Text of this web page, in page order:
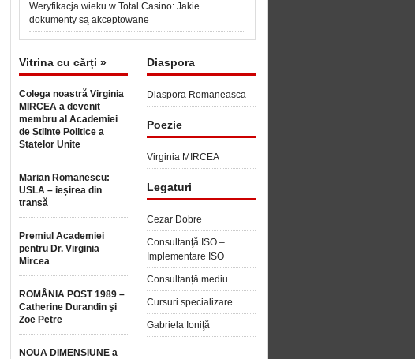
Weryfikacja wieku w Total Casino: Jakie
dokumenty są akceptowane
Vitrina cu cărți »
Colega noastră Virginia
MIRCEA a devenit
membru al Academiei
de Științe Politice a
Statelor Unite
Marian Romanescu:
USLA – ieșirea din
transă
Premiul Academiei
pentru Dr. Virginia
Mircea
ROMÂNIA POST 1989 –
Catherine Durandin şi
Zoe Petre
NOUA DIMENSIUNE a
Diaspora
Diaspora Romaneasca
Poezie
Virginia MIRCEA
Legaturi
Cezar Dobre
Consultanţă ISO –
Implementare ISO
Consultanță mediu
Cursuri specializare
Gabriela Ioniţă